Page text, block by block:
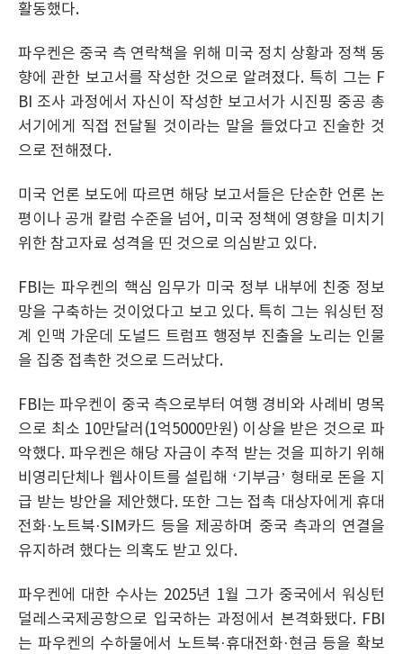
활동했다.
파우켄은 중국 측 연락책을 위해 미국 정치 상황과 정책 동
향에 관한 보고서를 작성한 것으로 알려졌다. 특히 그는 F
BI 조사 과정에서 자신이 작성한 보고서가 시진핑 중공 총
서기에게 직접 전달될 것이라는 말을 들었다고 진술한 것
으로 전해졌다.
미국 언론 보도에 따르면 해당 보고서들은 단순한 언론 논
평이나 공개 칼럼 수준을 넘어, 미국 정책에 영향을 미치기
위한 참고자료 성격을 띤 것으로 의심받고 있다.
FBI는 파우켄의 핵심 임무가 미국 정부 내부에 친중 정보
망을 구축하는 것이었다고 보고 있다. 특히 그는 워싱턴 정
계 인맥 가운데 도널드 트럼프 행정부 진출을 노리는 인물
을 집중 접촉한 것으로 드러났다.
FBI는 파우켄이 중국 측으로부터 여행 경비와 사례비 명목
으로 최소 10만달러(1억5000만원) 이상을 받은 것으로 파
악했다. 파우켄은 해당 자금이 추적 받는 것을 피하기 위해
비영리단체나 웹사이트를 설립해 ‘기부금’ 형태로 돈을 지
급 받는 방안을 제안했다. 또한 그는 접촉 대상자에게 휴대
전화·노트북·SIM카드 등을 제공하며 중국 측과의 연결을
유지하려 했다는 의혹도 받고 있다.
파우켄에 대한 수사는 2025년 1월 그가 중국에서 워싱턴
덜레스국제공항으로 입국하는 과정에서 본격화됐다. FBI
는 파우켄의 수하물에서 노트북·휴대전화·현금 등을 확보